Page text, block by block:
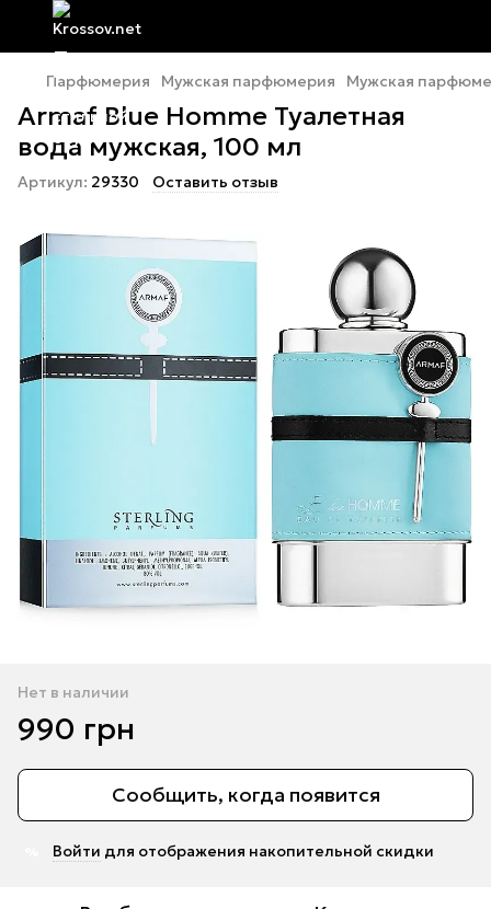
Парфюмерия Мужская парфюмерия Мужская
Armaf Blue Homme Туалетная
вода мужская, 100 мл
Артикул: 29330 Оставить отзыв
Нет в наличии
990 грн
Сообщить, когда появится
Войти для отображения накопительной скидки